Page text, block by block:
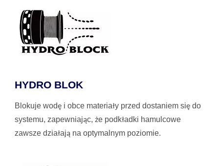
HYDRO BLOK
Blokuje wodę i obce materiały przed dostaniem się do
systemu, zapewniając, że podkładki hamulcowe
zawsze działają na optymalnym poziomie.